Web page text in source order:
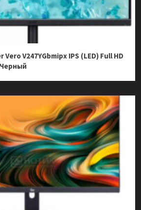
V247YGbmipx IPS (LED) Full HD
Черный